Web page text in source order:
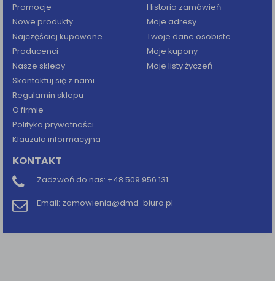
Promocje
Nowe produkty
Najczęściej kupowane
Producenci
Nasze sklepy
Skontaktuj się z nami
Regulamin sklepu
O firmie
Polityka prywatności
Klauzula informacyjna
Historia zamówień
Moje adresy
Twoje dane osobiste
Moje kupony
Moje listy życzeń
KONTAKT
Zadzwoń do nas: +48 509 956 131
Email: zamowienia@dmd-biuro.pl